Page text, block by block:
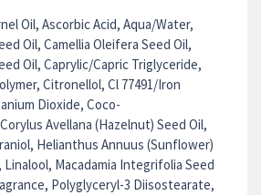
Oil, Ascorbic Acid, Aqua/Water,
Oil, Camellia Oleifera Seed Oil,
Oil, Caprylic/Capric Triglyceride,
Citronellol, Cl 77491/Iron
Dioxide, Coco-
Avellana (Hazelnut) Seed Oil,
Helianthus Annuus (Sunflower)
Macadamia Integrifolia Seed
Polyglyceryl-3 Diisostearate,